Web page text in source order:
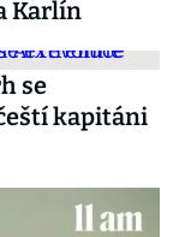
Karlín
se
kapitáni